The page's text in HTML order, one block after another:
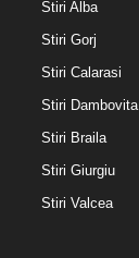
Stiri Alba
Stiri Gorj
Stiri Calarasi
Stiri Dambovita
Stiri Braila
Stiri Giurgiu
Stiri Valcea